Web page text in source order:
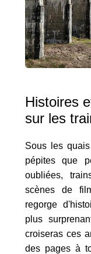
Histoires
sur les
Sous les
pépites que
oubliées,
scènes de
regorge
plus
croiseras ces
des pages à